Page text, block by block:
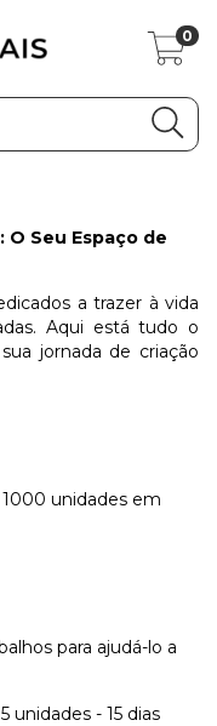
0
O Seu Espaço de
a trazer à vida
Aqui está tudo o
jornada de criação
unidades em
para ajudá-lo a
unidades - 15 dias